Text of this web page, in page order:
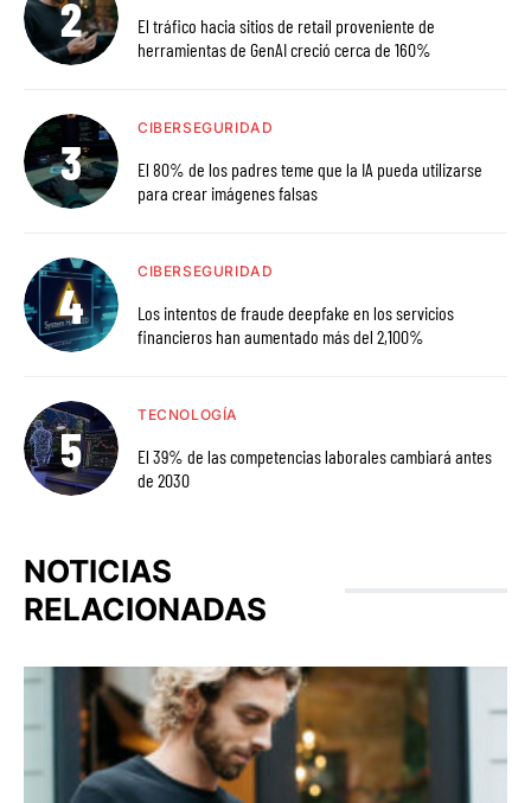
El tráfico hacia sitios de retail proveniente de
herramientas de GenAI creció cerca de 160%
CIBERSEGURIDAD
El 80% de los padres teme que la IA pueda utilizarse
para crear imágenes falsas
CIBERSEGURIDAD
Los intentos de fraude deepfake en los servicios
financieros han aumentado más del 2,100%
TECNOLOGÍA
El 39% de las competencias laborales cambiará antes
de 2030
NOTICIAS
RELACIONADAS